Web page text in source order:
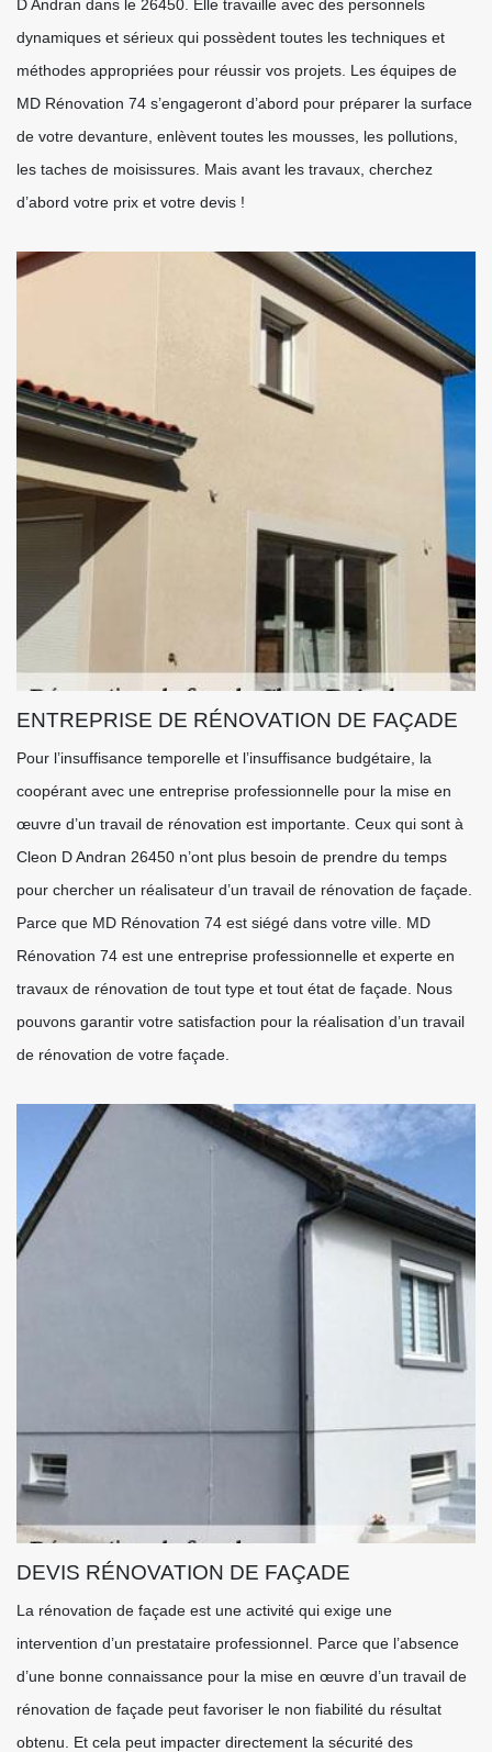
D Andran dans le 26450. Elle travaille avec des personnels
dynamiques et sérieux qui possèdent toutes les techniques et
méthodes appropriées pour réussir vos projets. Les équipes de
MD Rénovation 74 s’engageront d’abord pour préparer la surface
de votre devanture, enlèvent toutes les mousses, les pollutions,
les taches de moisissures. Mais avant les travaux, cherchez
d’abord votre prix et votre devis !
ENTREPRISE DE RÉNOVATION DE FAÇADE
Pour l’insuffisance temporelle et l’insuffisance budgétaire, la
coopérant avec une entreprise professionnelle pour la mise en
œuvre d’un travail de rénovation est importante. Ceux qui sont à
Cleon D Andran 26450 n’ont plus besoin de prendre du temps
pour chercher un réalisateur d’un travail de rénovation de façade.
Parce que MD Rénovation 74 est siégé dans votre ville. MD
Rénovation 74 est une entreprise professionnelle et experte en
travaux de rénovation de tout type et tout état de façade. Nous
pouvons garantir votre satisfaction pour la réalisation d’un travail
de rénovation de votre façade.
DEVIS RÉNOVATION DE FAÇADE
La rénovation de façade est une activité qui exige une
intervention d’un prestataire professionnel. Parce que l’absence
d’une bonne connaissance pour la mise en œuvre d’un travail de
rénovation de façade peut favoriser le non fiabilité du résultat
obtenu. Et cela peut impacter directement la sécurité des